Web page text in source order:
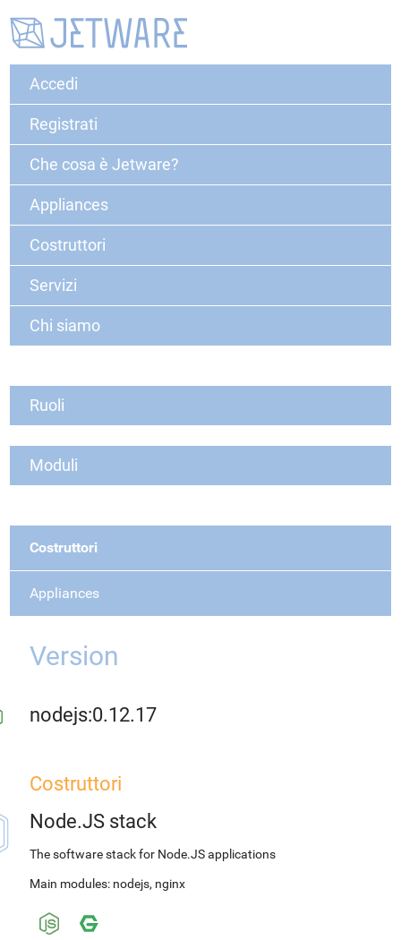
Accedi
Registrati
Che cosa è Jetware?
Appliances
Costruttori
Servizi
Chi siamo
Ruoli
Moduli
Costruttori
Appliances
Version
nodejs:0.12.17
Costruttori
Node.JS stack
The software stack for Node.JS applications
Main modules: nodejs, nginx